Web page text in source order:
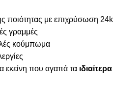
ποιότητας με επιχρύσωση 24k
γραμμές
κούμπωμα
εκείνη που αγαπά τα ιδιαίτερα